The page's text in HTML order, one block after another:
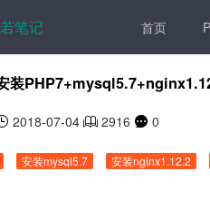
笔记 首页
装
2018-07-04 2916 0
安装mysql5.7 安装nginx1.12.2